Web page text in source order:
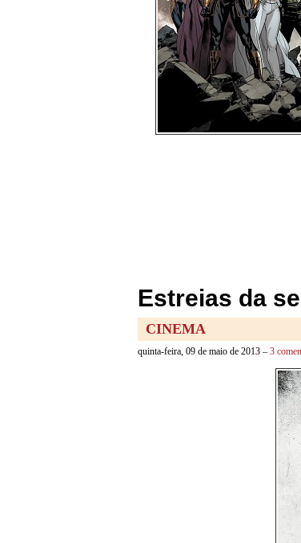
Estreias da
CINEMA
quinta-feira, 09 de maio de 2013 – 3